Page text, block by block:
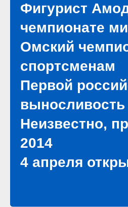
Фигурист
чемпионате
Омский
спортсменам
Первой
выносливость
Неизвестно,
2014
4 апреля